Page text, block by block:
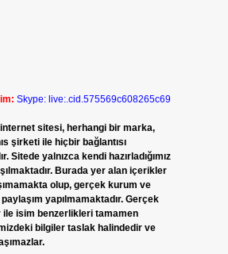
Skype: live:.cid.575569c608265c69
sitesi, herhangi bir marka,
şirketi ile hiçbir bağlantısı
Sitede yalnızca kendi hazırladığımız
Burada yer alan içerikler
olup, gerçek kurum ve
yapılmamaktadır. Gerçek
ile isim benzerlikleri tamamen
bilgiler taslak halindedir ve